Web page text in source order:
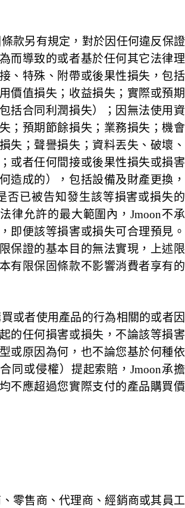
款另有規定，對於因任何違反保證
而導致的或者基於任何其它法律理
、特殊、附帶或後果性損失，包括
價值損失；收益損失；實際或預期
括合同利潤損失）；因無法使用資
；預期節餘損失；業務損失；機會
失；聲譽損失；資料丟失、破壞、
或者任何間接或後果性損失或損害
造成的），包括設備及財產更換，
否已被告知發生該等損害或損失的
律允許的最大範圍內，Jmoon不承
即便該等損害或損失可合理預見。
保證的基本目的無法實現，上述限
有限保固條款不影響消費者享有的
或者使用產品的行為相關的或者因
的任何損害或損失，不論該等損害
或原因為何，也不論您基於何種依
同或侵權）提起索賠，Jmoon承擔
不應超過您實際支付的產品購買價
零售商、代理商、經銷商或其員工